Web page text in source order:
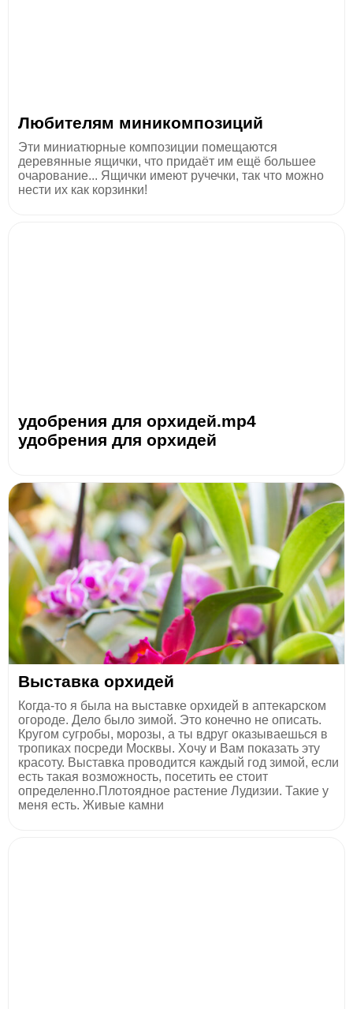
Любителям миникомпозиций
Эти миниатюрные композиции помещаются
деревянные ящички, что придаёт им ещё большее
очарование... Ящички имеют ручечки, так что можно
нести их как корзинки!
удобрения для орхидей.mp4
удобрения для орхидей
Выставка орхидей
Когда-то я была на выставке орхидей в аптекарском
огороде. Дело было зимой. Это конечно не описать.
Кругом сугробы, морозы, а ты вдруг оказываешься в
тропиках посреди Москвы. Хочу и Вам показать эту
красоту. Выставка проводится каждый год зимой, если
есть такая возможность, посетить ее стоит
определенно.Плотоядное растение Лудизии. Такие у
меня есть. Живые камни